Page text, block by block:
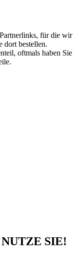
für die wir
dort bestellen.
oftmals haben Sie
SIE!